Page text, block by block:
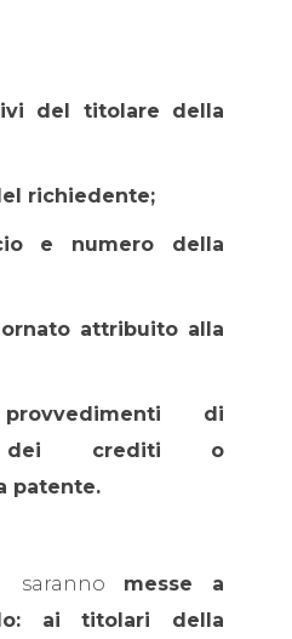
del titolare della
richiedente;
e numero della
attribuito alla
di
dei crediti o
patente.
saranno messe a
ai titolari della